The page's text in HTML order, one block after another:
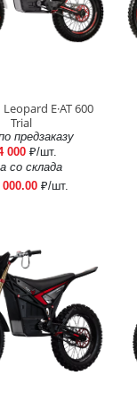
E·AT 600
Trial
предзаказу
000₽/шт.
со склада
000.00₽/шт.